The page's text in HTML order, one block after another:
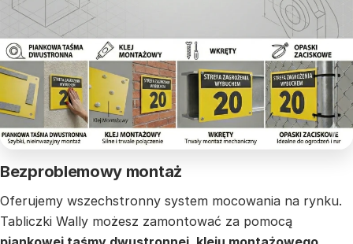
Bezproblemowy montaż
Oferujemy wszechstronny system mocowania na rynku.
Tabliczki Wally możesz zamontować za pomocą